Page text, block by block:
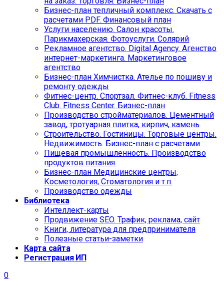
Бизнес-план тепличный комплекс. Скачать с
расчетами PDF. Финансовый план
Услуги населению. Салон красоты.
Парикмахерская. Фотоуслуги. Солярий
Рекламное агентство. Digital Agency. Агенство
интернет-маркетинга. Маркетинговое
агентство
Бизнес-план Химчистка. Ателье по пошиву и
ремонту одежды
Фитнес-центр. Спортзал. Фитнес-клуб. Fitness
Club. Fitness Center. Бизнес-план
Производство стройматериалов. Цементный
завод, тротуарная плитка, кирпич, камень
Строительство. Гостиницы. Торговые центры.
Недвижимость. Бизнес-план с расчетами
Пищевая промышленность. Производство
продуктов питания
Бизнес-план Медицинские центры,
Косметология, Стоматология и т.п.
Производство одежды
Библиотека
Интеллект-карты
Продвижение SEO. Трафик, реклама, сайт
Книги, литература для предпринимателя
Полезные статьи-заметки
Карта сайта
Регистрация ИП
0